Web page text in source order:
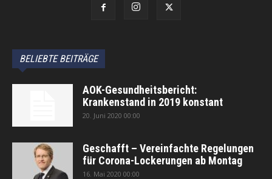
BELIEBTE BEITRÄGE
AOK-Gesundheitsbericht:
Krankenstand in 2019 konstant
20. Juni 2020 00:00
Geschafft – Vereinfachte Regelungen
für Corona-Lockerungen ab Montag
16. Mai 2020 00:00